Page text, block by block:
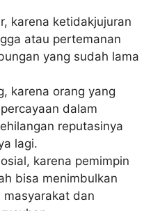
karena ketidakjujuran
atau pertemanan
yang sudah lama
karena orang yang
dalam
reputasinya
lagi.
karena pemimpin
bisa menimbulkan
dan